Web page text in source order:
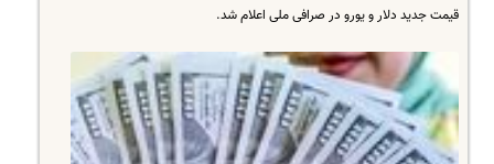
قیمت جدید دلار و یورو در صرافی ملی اعلام شد.